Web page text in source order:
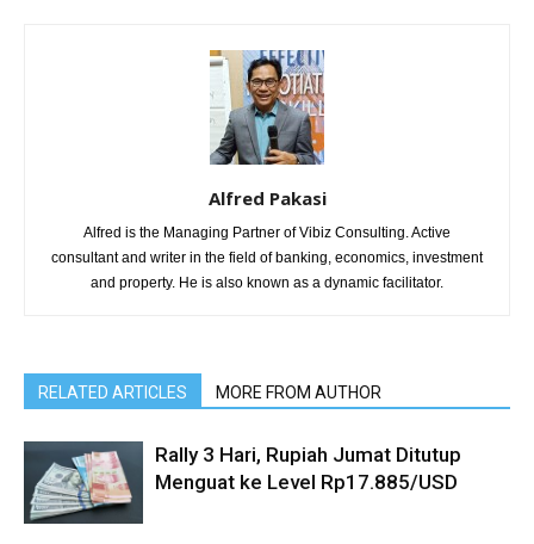
Alfred Pakasi
Alfred is the Managing Partner of Vibiz Consulting. Active
consultant and writer in the field of banking, economics, investment
and property. He is also known as a dynamic facilitator.
RELATED ARTICLES MORE FROM AUTHOR
Rally 3 Hari, Rupiah Jumat Ditutup
Menguat ke Level Rp17.885/USD